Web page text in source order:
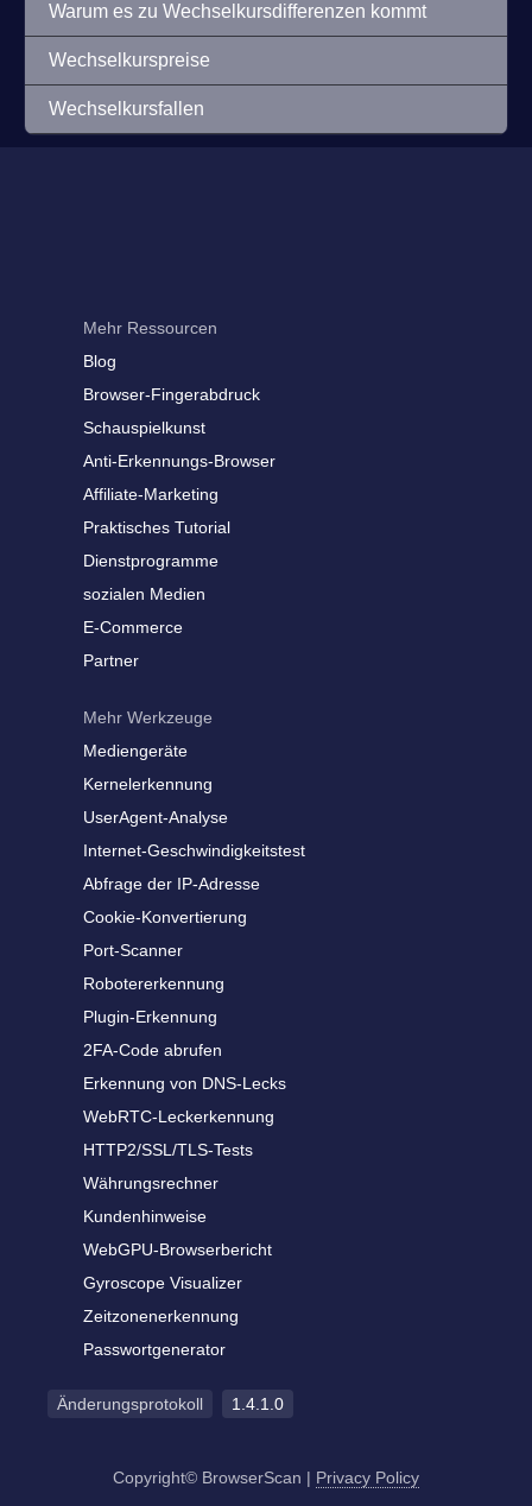
Warum es zu Wechselkursdifferenzen kommt
Wechselkurspreise
Wechselkursfallen
Mehr Ressourcen
Blog
Browser-Fingerabdruck
Schauspielkunst
Anti-Erkennungs-Browser
Affiliate-Marketing
Praktisches Tutorial
Dienstprogramme
sozialen Medien
E-Commerce
Partner
Mehr Werkzeuge
Mediengeräte
Kernelerkennung
UserAgent-Analyse
Internet-Geschwindigkeitstest
Abfrage der IP-Adresse
Cookie-Konvertierung
Port-Scanner
Robotererkennung
Plugin-Erkennung
2FA-Code abrufen
Erkennung von DNS-Lecks
WebRTC-Leckerkennung
HTTP2/SSL/TLS-Tests
Währungsrechner
Kundenhinweise
WebGPU-Browserbericht
Gyroscope Visualizer
Zeitzonenerkennung
Passwortgenerator
Änderungsprotokoll 1.4.1.0
Copyright© BrowserScan | Privacy Policy